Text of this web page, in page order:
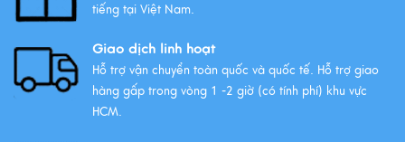
Xem thêm
tiếng tại Việt Nam.
Giao dịch linh hoạt
Hỗ trợ vận chuyển toàn quốc và quốc tế. Hỗ trợ giao
hàng gấp trong vòng 1 -2 giờ (có tính phí) khu vực
HCM.